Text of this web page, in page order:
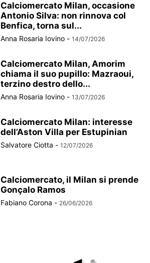
Calciomercato Milan, occasione
Antonio Silva: non rinnova col
Benfica, torna sul...
Anna Rosaria Iovino - 14/07/2026
Calciomercato Milan, Amorim
chiama il suo pupillo: Mazraoui,
terzino destro dello...
Anna Rosaria Iovino - 13/07/2026
Calciomercato Milan: interesse
dell’Aston Villa per Estupinian
Salvatore Ciotta - 12/07/2026
Calciomercato, il Milan si prende
Gonçalo Ramos
Fabiano Corona - 26/06/2026